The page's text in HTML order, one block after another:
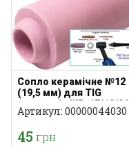
Сопло керамічне №12
(19,5 мм) для TIG
пальників WP-17/18/26
Артикул: 00000044030
45 грн